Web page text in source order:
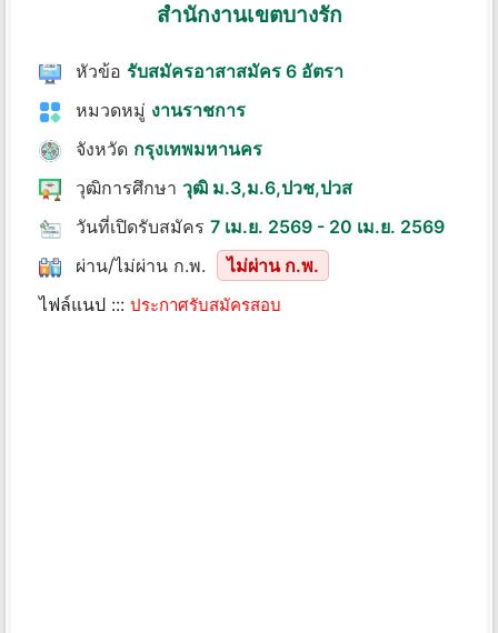
สํานักงานเขตบางรัก
หัวข้อ รับสมัครอาสาสมัคร 6 อัตรา
หมวดหมู่ งานราชการ
จังหวัด กรุงเทพมหานคร
วุฒิการศึกษา วุฒิ ม.3,ม.6,ปวช,ปวส
วันที่เปิดรับสมัคร 7 เม.ย. 2569 - 20 เม.ย. 2569
ผ่าน/ไม่ผ่าน ก.พ.
ไม่ผ่าน ก.พ.
ไฟล์แนป ::: ประกาศรับสมัครสอบ